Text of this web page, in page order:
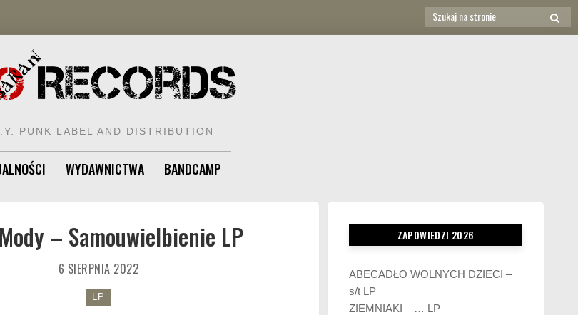
Search
for:
PUNK LABEL AND DISTRIBUTION
WYDAWNICTWA BANDCAMP
– Samouwielbienie LP
6 SIERPNIA 2022
LP
ZAPOWIEDZI 2026
ABECADŁO WOLNYCH DZIECI –
s/t LP
ZIEMNIAKI – … LP